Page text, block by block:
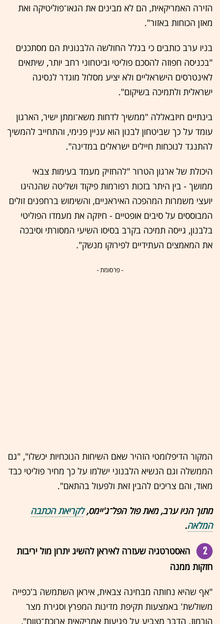
הזירה האמריקאית, הם לא מבינים את הגאו־פוליטיקה ואת
מאזן הכוחות באזור".
בניו ערב כותבים כי בגלל החולשה הלבנונית הם מסתכנים
"בכניסה חפוזה להסכם פוליטי וביטחוני רחב יותר, שיתאים
לאינטרסים הישראליים ולא יציע מסלול מוגדר לנסיגה
ישראלית ולתמיכה בשיקום".
בינתיים חיזבאללה "ממשיך לדחות משא־ומתן ישיר, הארגון
עומד על כך שביטחון לבנון הוא עניין פנימי, והתחייב להמשיך
להתנגד לנוכחות חיילים ישראלים במדינה".
היכולת של ארגון הטרור "להחזיק מעמד בעימות צבאי
ממושך - בין היתר בזכות רפורמות פיקוד ושליטה שהנהיגו
יועצי משמרות המהפכה האיראניים, והשימוש ברחפנים זולים
המבוססים על סיבים אופטיים - חיזקה את מעמדו הפוליטי
בלבנון, גייסה תמיכה בקרב בסיסו השיעי המסורתי וסיבכה
את המאמצים העתידיים לפירוקו מנשק".
- פרסומת -
המקור הדיפלומטי הזהיר שאם השיחות הנוכחיות יכשלו", "גם
הממשלה וגם הנשיא הלבנוני ישלמו על כך מחיר פוליטי כבד
מאוד, והם צריכים להבין זאת ולפעול בהתאם".
מתוך הניו ערב, מאת פול הפל־ג'יימס,לקריאת הכתבה
המלאה.
2
האסטרטגיה שעזרה לאיראן להשיג יתרון מול יריבות
חזקות ממנה
"אף שהיא נחותה מבחינה צבאית, איראן השתמשה ב'כפייה
משולשת' באמצעות תקיפת מדינות המפרץ וסגירת מצר
הורמוז. הדבר מצביע על פגיעות אמריקאית ארוכת־טווח",